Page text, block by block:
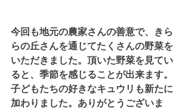
今回も地元の農家さんの善意で、きら
らの丘さんを通じてたくさんの野菜を
いただきました。頂いた野菜を見てい
ると、季節を感じることが出来ます。
子どもたちの好きなキュウリも新たに
加わりました。ありがとうございま